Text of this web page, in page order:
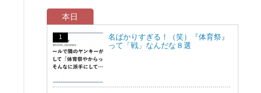
本日
名ばかりすぎる！（笑）『体育祭』
って「戦」なんだな８選